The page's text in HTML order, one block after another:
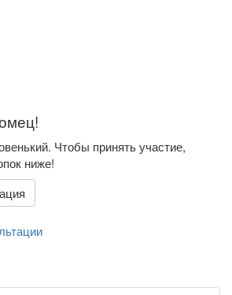
Чтобы принять участие,
ниже!